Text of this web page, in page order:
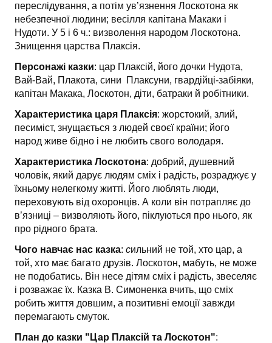
переслідування, а потім увʼязнення Лоскотона як
небезпечної людини; весілля капітана Макаки і
Нудоти. У 5 і 6 ч.: визволення народом Лоскотона.
Знищення царства Плаксія.
Персонажі казки: цар Плаксій, його дочки Нудота,
Вай-Вай, Плакота, сини Плаксуни, гвардійці-забіяки,
капітан Макака, Лоскотон, діти, батраки й робітники.
Характеристика царя Плаксія: жорстокий, злий,
песиміст, знущається з людей своєї країни; його
народ живе бідно і не любить свого володаря.
Характеристика Лоскотона: добрий, душевний
чоловік, який дарує людям сміх і радість, розраджує у
їхньому нелегкому житті. Його люблять люди,
переховують від охоронців. А коли він потрапляє до
в’язниці – визволяють його, піклуються про нього, як
про рідного брата.
Чого навчає нас казка: сильний не той, хто цар, а
той, хто має багато друзів. Лоскотон, мабуть, не може
не подобатись. Він несе дітям сміх і радість, звеселяє
і розважає їх. Казка В. Симоненка вчить, що сміх
робить життя довшим, а позитивні емоції завжди
перемагають смуток.
План до казки "Цар Плаксій та Лоскотон":